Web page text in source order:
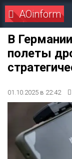
AOinform
В
полеты
01.10.2025 в 22:42